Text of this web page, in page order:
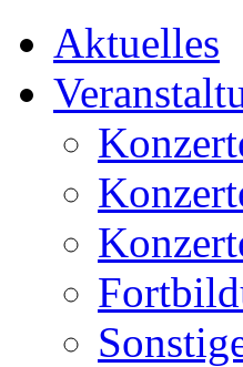
Aktuelles